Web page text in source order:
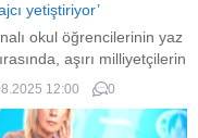
yetiştiriyor’
okul öğrencilerinin yaz
aşırı milliyetçilerin
gözetiminde
ve ideolojik eğitimden
en yetenekli olanların da
12:00 0